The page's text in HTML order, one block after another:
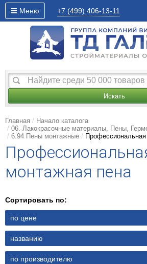
Меню +7 (499) 406-13-11
Искать
Главная
Начало каталога
06. Лакокрасочные материалы, Пены,
6.94 Пены монтажные
монтажная пена
Сортировать по:
по цене
названию
по производителю